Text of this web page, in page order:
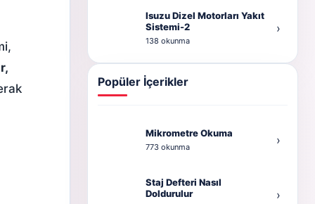
Isuzu Dizel Motorları Yakıt
Sistemi-2
138 okunma
›
Popüler İçerikler
Mikrometre Okuma
773 okunma ›
Staj Defteri Nasıl
Doldurulur
›